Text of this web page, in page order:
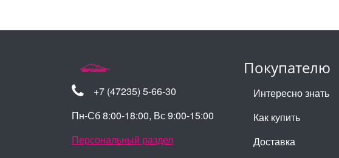
Покупателю
Интересно знать
Как купить
Доставка
+7 (47235) 5-66-30
Пн-Сб 8:00-18:00, Вс 9:00-15:00
Персональный раздел